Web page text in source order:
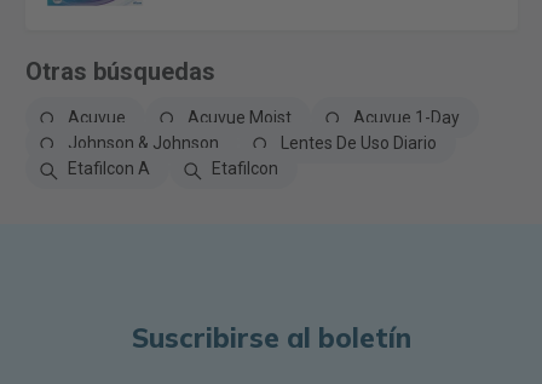
Otras búsquedas
Acuvue Acuvue Moist
Acuvue 1-Day
Johnson & Johnson
Lentes De Uso Diario
Etafilcon A
Etafilcon
Suscribirse al boletín